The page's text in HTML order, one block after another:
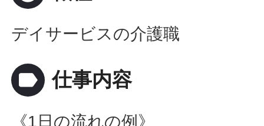
デイサービスの介護職
label 仕事内容
《1日の流れの例》